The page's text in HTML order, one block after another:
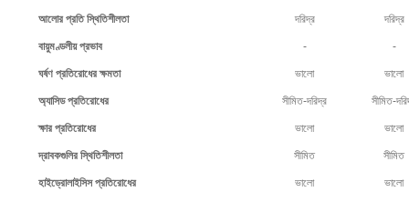
আলোর প্রতি স্থিতিশীলতা দরিদ্র দরিদ্র
বায়ুমণ্ডলীয় প্রভাব - -
ঘর্ষণ প্রতিরোধের ক্ষমতা ভালো ভালো
অ্যাসিড প্রতিরোধের সীমিত-দরিদ্র সীমিত-
ক্ষার প্রতিরোধের ভালো ভালো
দ্রাবকগুলির স্থিতিশীলতা সীমিত সীমিত
হাইড্রোলাইসিস প্রতিরোধের ভালো ভালো